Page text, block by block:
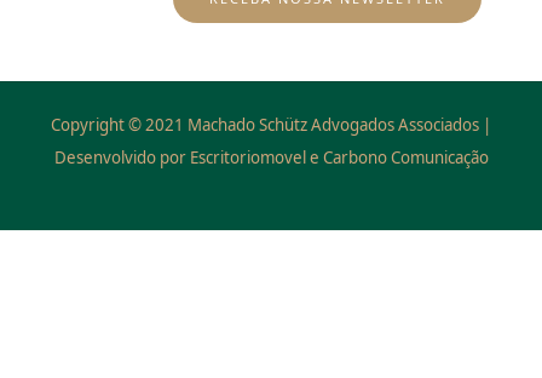
Copyright © 2021 Machado Schütz Advogados Associados |
Desenvolvido por Escritoriomovel e Carbono Comunicação